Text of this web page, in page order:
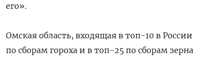
его».
Омская область, входящая в топ-10 в России
по сборам гороха и в топ-25 по сборам зерна